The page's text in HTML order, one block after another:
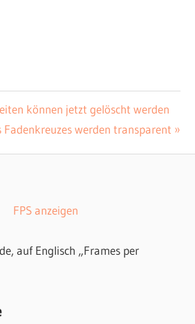
können jetzt gelöscht werden
Fadenkreuzes werden transparent
auf Englisch „Frames per